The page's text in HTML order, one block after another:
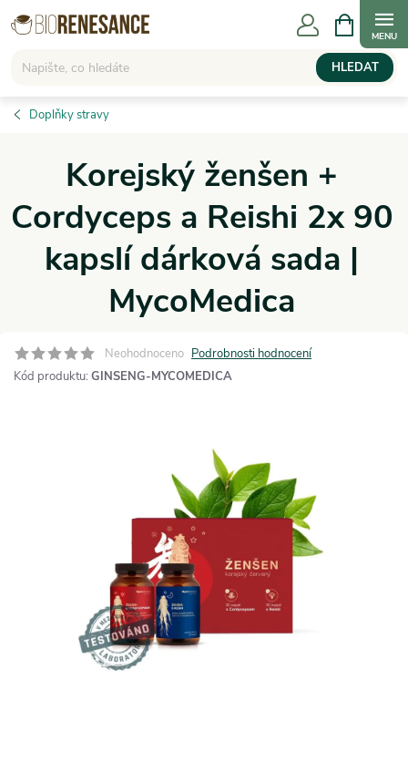
Přejít
na
HLEDAT
NÁKUPNÍ
KOŠÍK
Doplňky stravy
Korejský ženšen +
Cordyceps a Reishi 2x 90
kapslí dárková sada |
MycoMedica
Neohodnoceno Podrobnosti hodnocení
Kód produktu: GINSENG-MYCOMEDICA